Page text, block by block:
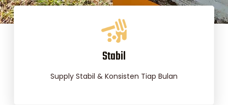
Stabil
Supply Stabil & Konsisten Tiap Bulan